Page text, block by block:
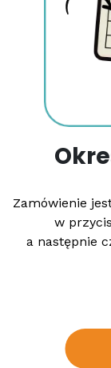
Zamówienie
w
a następnie